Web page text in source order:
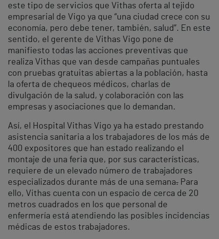
este tipo de servicios que Vithas oferta al tejido
empresarial de Vigo ya que “una ciudad crece con su
economía, pero debe tener, también, salud”. En este
sentido, el gerente de Vithas Vigo pone de
manifiesto todas las acciones preventivas que
realiza Vithas que van desde campañas puntuales
con pruebas gratuitas abiertas a la población, hasta
la oferta de chequeos médicos, charlas de
divulgación de la salud, y colaboración con las
empresas y asociaciones que lo demandan.
Así, el Hospital Vithas Vigo ya ha estado prestando
asistencia sanitaria a los trabajadores de los más de
400 expositores que han estado realizando el
montaje de una feria que, por sus características,
requiere de un elevado número de trabajadores
especializados durante más de una semana. Para
ello, Vithas cuenta con un espacio de cerca de 20
metros cuadrados en los que personal de
enfermería está atendiendo las posibles incidencias
médicas de estos trabajadores.